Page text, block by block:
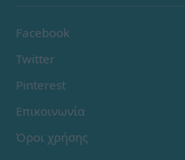
Facebook
Twitter
Pinterest
Επικοινωνία
Όροι χρήσης